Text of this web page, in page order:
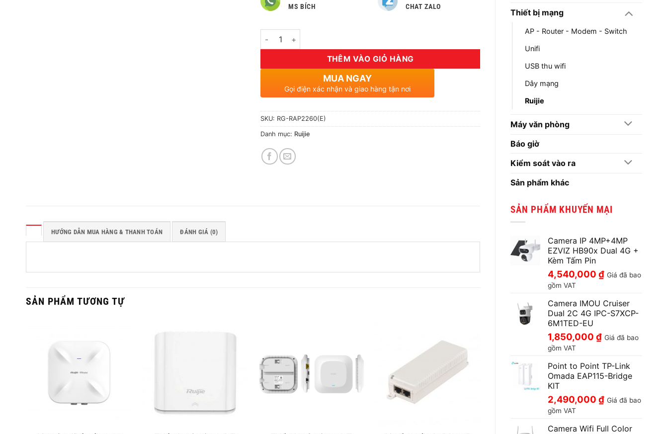
Thiết bị mạng
AP - Router - Modem - Switch
Unifi
USB thu wifi
Dây mạng
Ruijie
Máy văn phòng
Báo giờ
Kiểm soát vào ra
Sản phẩm khác
SẢN PHẨM KHUYẾN MẠI
Camera IP 4MP+4MP
EZVIZ HB90x Dual 4G +
Kèm Tấm Pin
4,540,000 ₫ Giá đã bao
gồm VAT
Camera IMOU Cruiser
Dual 2C 4G IPC-S7XCP-
6M1TED-EU
1,850,000 ₫ Giá đã bao
gồm VAT
Point to Point TP-Link
Omada EAP115-Bridge
KIT
2,490,000 ₫ Giá đã bao
gồm VAT
Camera Wifi Full Color
MS BÍCH CHAT ZALO
Số lượng
THÊM VÀO GIỎ HÀNG
MUA NGAY
Gọi điện xác nhận và giao hàng tận nơi
SKU: RG-RAP2260(E)
Danh mục: Ruijie
HƯỚNG DẪN MUA HÀNG & THANH TOÁN ĐÁNH GIÁ (0)
SẢN PHẨM TƯƠNG TỰ